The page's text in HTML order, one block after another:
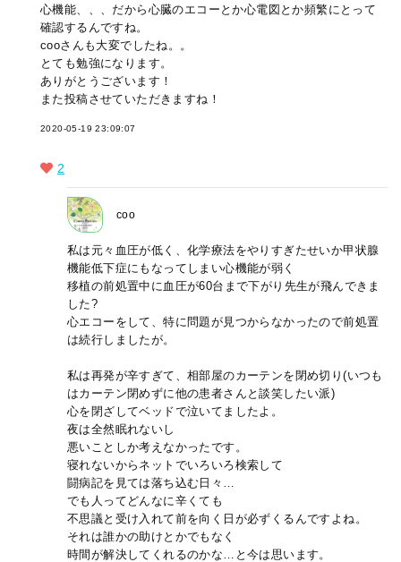
心機能、、、だから心臓のエコーとか心電図とか頻繁にとって
確認するんですね。
cooさんも大変でしたね。。
とても勉強になります。
ありがとうございます！
また投稿させていただきますね！
2020-05-19 23:09:07
2
coo
私は元々血圧が低く、化学療法をやりすぎたせいか甲状腺
機能低下症にもなってしまい心機能が弱く
移植の前処置中に血圧が60台まで下がり先生が飛んできま
した?
心エコーをして、特に問題が見つからなかったので前処置
は続行しましたが。
私は再発が辛すぎて、相部屋のカーテンを閉め切り(いつも
はカーテン閉めずに他の患者さんと談笑したい派)
心を閉ざしてベッドで泣いてましたよ。
夜は全然眠れないし
悪いことしか考えなかったです。
寝れないからネットでいろいろ検索して
闘病記を見ては落ち込む日々…
でも人ってどんなに辛くても
不思議と受け入れて前を向く日が必ずくるんですよね。
それは誰かの助けとかでもなく
時間が解決してくれるのかな…と今は思います。